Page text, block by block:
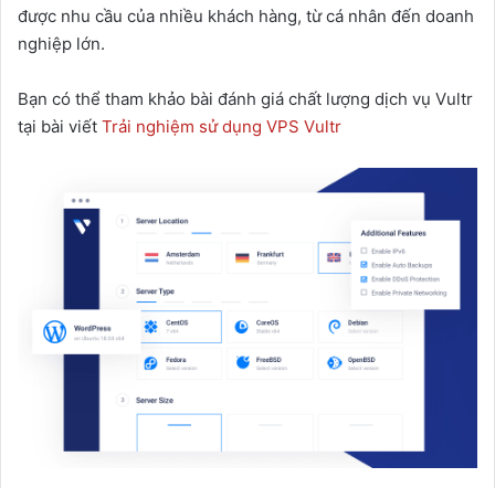
được nhu cầu của nhiều khách hàng, từ cá nhân đến doanh
nghiệp lớn.
Bạn có thể tham khảo bài đánh giá chất lượng dịch vụ Vultr
tại bài viết Trải nghiệm sử dụng VPS Vultr